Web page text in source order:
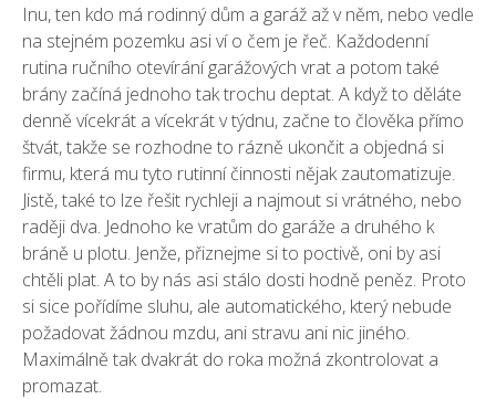
Inu, ten kdo má rodinný dům a garáž až v něm, nebo vedle
na stejném pozemku asi ví o čem je řeč. Každodenní
rutina ručního otevírání garážových vrat a potom také
brány začíná jednoho tak trochu deptat. A když to děláte
denně vícekrát a vícekrát v týdnu, začne to člověka přímo
štvát, takže se rozhodne to rázně ukončit a objedná si
firmu, která mu tyto rutinní činnosti nějak zautomatizuje.
Jistě, také to lze řešit rychleji a najmout si vrátného, nebo
raději dva. Jednoho ke vratům do garáže a druhého k
bráně u plotu. Jenže, přiznejme si to poctivě, oni by asi
chtěli plat. A to by nás asi stálo dosti hodně peněz. Proto
si sice pořídíme sluhu, ale automatického, který nebude
požadovat žádnou mzdu, ani stravu ani nic jiného.
Maximálně tak dvakrát do roka možná zkontrolovat a
promazat.